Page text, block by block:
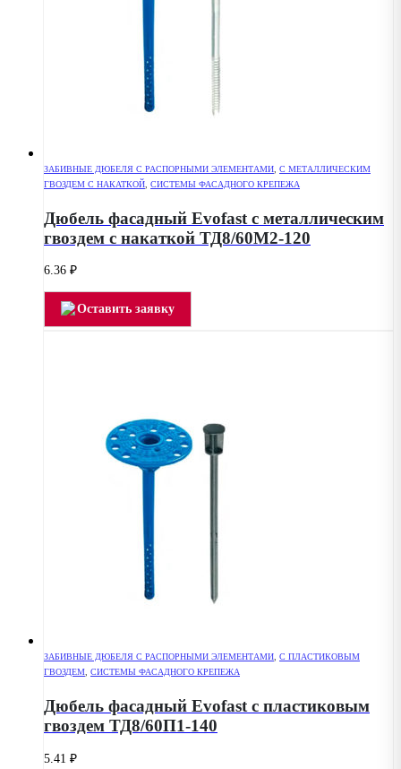
ЗАБИВНЫЕ ДЮБЕЛЯ С РАСПОРНЫМИ ЭЛЕМЕНТАМИ С МЕТАЛЛИЧЕСКИМ
ГВОЗДЕМ С НАКАТКОЙ СИСТЕМЫ ФАСАДНОГО КРЕПЕЖА
Дюбель фасадный Evofast с металлическим
гвоздем с накаткой ТД8/60М2-120
6.36 ₽
Оставить заявку
ЗАБИВНЫЕ ДЮБЕЛЯ С РАСПОРНЫМИ ЭЛЕМЕНТАМИ, С ПЛАСТИКОВЫМ
ГВОЗДЕМ, СИСТЕМЫ ФАСАДНОГО КРЕПЕЖА
Дюбель фасадный Evofast с пластиковым
гвоздем ТД8/60П1-140
5.41 ₽